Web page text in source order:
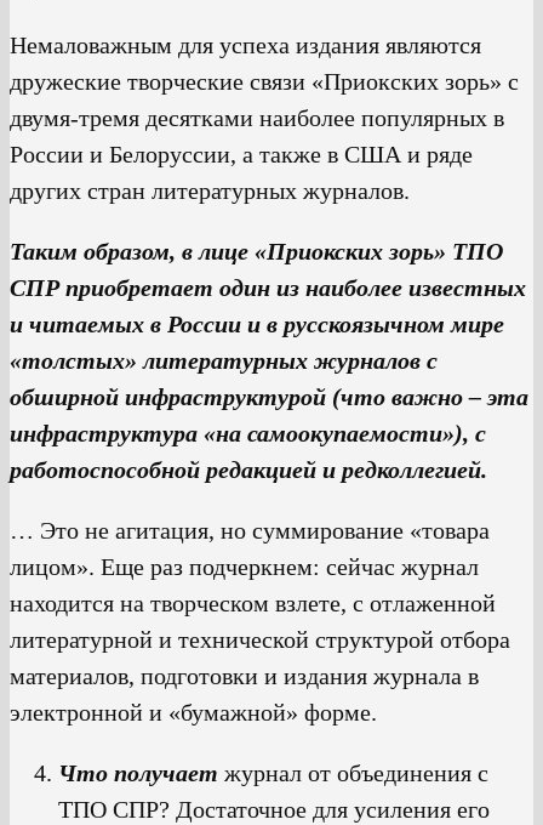
Немаловажным для успеха издания являются
дружеские творческие связи «Приокских зорь» с
двумя-тремя десятками наиболее популярных в
России и Белоруссии, а также в США и ряде
других стран литературных журналов.
Таким образом, в лице «Приокских зорь» ТПО
СПР приобретает один из наиболее известных
и читаемых в России и в русскоязычном мире
«толстых» литературных журналов с
обширной инфраструктурой (что важно – эта
инфраструктура «на самоокупаемости»), с
работоспособной редакцией и редколлегией.
… Это не агитация, но суммирование «товара
лицом». Еще раз подчеркнем: сейчас журнал
находится на творческом взлете, с отлаженной
литературной и технической структурой отбора
материалов, подготовки и издания журнала в
электронной и «бумажной» форме.
Что получает журнал от объединения с
ТПО СПР? Достаточное для усиления его